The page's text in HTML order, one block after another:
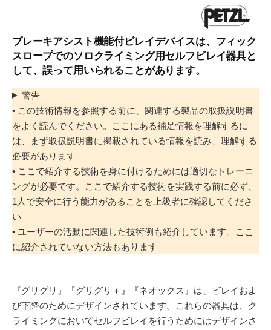
ブレーキアシスト機能付ビレイデバイスは、フィック
スロープでのソロクライミング用セルフビレイ器具と
して、誤って用いられることがあります。
警告
• この技術情報を参照する前に、関連する製品の取扱説明書
をよく読んでください。ここにある補足情報を理解するに
は、まず取扱説明書に掲載されている情報を読み、理解する
必要があります
• ここで紹介する技術を身に付けるためには適切なトレーニ
ングが必要です。ここで紹介する技術を実践する前に必ず、
1人で安全に行う能力があることを上級者に確認してくださ
い
• ユーザーの活動に関連した技術例も紹介しています。ここ
に紹介されていない方法もあります
『グリグリ』『グリグリ＋』『ネオックス』は、ビレイおよ
び下降のためにデザインされています。これらの器具は、ク
ライミングにおいてセルフビレイを行うためにはデザインさ